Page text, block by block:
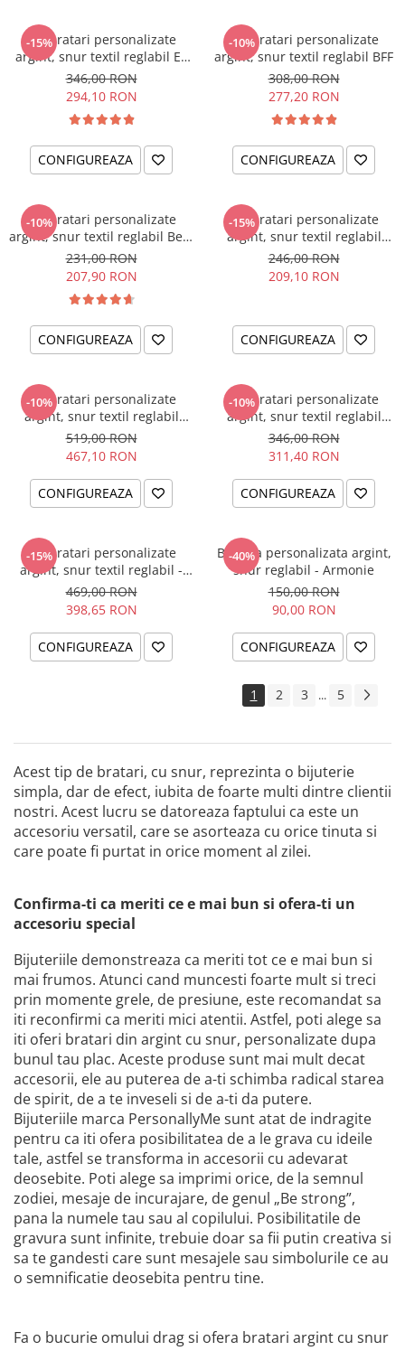
-15%
Set bratari personalizate
argint, snur textil reglabil Ea
& El
346,00 RON
294,10 RON
CONFIGUREAZA
-10%
Set bratari personalizate
argint, snur textil reglabil BFF
308,00 RON
277,20 RON
CONFIGUREAZA
-10%
Set bratari personalizate
argint, snur textil reglabil Best
Friends Forever
231,00 RON
207,90 RON
CONFIGUREAZA
-15%
Set bratari personalizate
argint, snur textil reglabil
Surioare
246,00 RON
209,10 RON
CONFIGUREAZA
-10%
Set bratari personalizate
argint, snur textil reglabil
Surioare
519,00 RON
467,10 RON
CONFIGUREAZA
-10%
Set bratari personalizate
argint, snur textil reglabil
Friends are like Stars
346,00 RON
311,40 RON
CONFIGUREAZA
-15%
Set bratari personalizate
argint, snur textil reglabil -
Family
469,00 RON
398,65 RON
CONFIGUREAZA
-40%
Bratara personalizata argint,
snur reglabil - Armonie
150,00 RON
90,00 RON
CONFIGUREAZA
1 2 3 ... 5
Acest tip de bratari, cu snur, reprezinta o bijuterie
simpla, dar de efect, iubita de foarte multi dintre clientii
nostri. Acest lucru se datoreaza faptului ca este un
accesoriu versatil, care se asorteaza cu orice tinuta si
care poate fi purtat in orice moment al zilei.
Confirma-ti ca meriti ce e mai bun si ofera-ti un
accesoriu special
Bijuteriile demonstreaza ca meriti tot ce e mai bun si
mai frumos. Atunci cand muncesti foarte mult si treci
prin momente grele, de presiune, este recomandat sa
iti reconfirmi ca meriti mici atentii. Astfel, poti alege sa
iti oferi bratari din argint cu snur, personalizate dupa
bunul tau plac. Aceste produse sunt mai mult decat
accesorii, ele au puterea de a-ti schimba radical starea
de spirit, de a te inveseli si de a-ti da putere.
Bijuteriile marca PersonallyMe sunt atat de indragite
pentru ca iti ofera posibilitatea de a le grava cu ideile
tale, astfel se transforma in accesorii cu adevarat
deosebite. Poti alege sa imprimi orice, de la semnul
zodiei, mesaje de incurajare, de genul „Be strong”,
pana la numele tau sau al copilului. Posibilitatile de
gravura sunt infinite, trebuie doar sa fii putin creativa si
sa te gandesti care sunt mesajele sau simbolurile ce au
o semnificatie deosebita pentru tine.
Fa o bucurie omului drag si ofera bratari argint cu snur